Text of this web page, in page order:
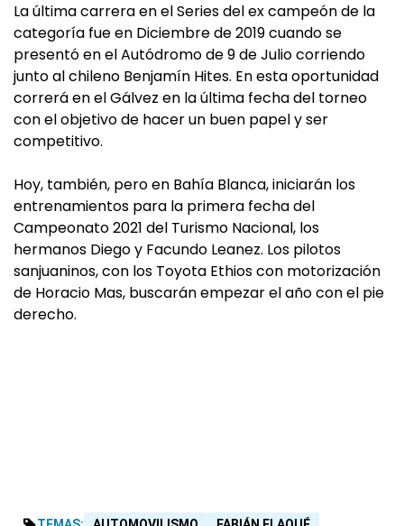
La última carrera en el Series del ex campeón de la
categoría fue en Diciembre de 2019 cuando se
presentó en el Autódromo de 9 de Julio corriendo
junto al chileno Benjamín Hites. En esta oportunidad
correrá en el Gálvez en la última fecha del torneo
con el objetivo de hacer un buen papel y ser
competitivo.
Hoy, también, pero en Bahía Blanca, iniciarán los
entrenamientos para la primera fecha del
Campeonato 2021 del Turismo Nacional, los
hermanos Diego y Facundo Leanez. Los pilotos
sanjuaninos, con los Toyota Ethios con motorización
de Horacio Mas, buscarán empezar el año con el pie
derecho.